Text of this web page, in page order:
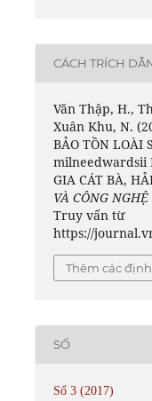
CÁCH TRÍCH
Văn Thập, H.,
Xuân Khu, N.
BẢO TỒN LOÀI
milneedwardsii
GIA CÁT BÀ,
VÀ CÔNG
Truy vấn từ
https://
Thêm các
SỐ
Số 3 (2017)